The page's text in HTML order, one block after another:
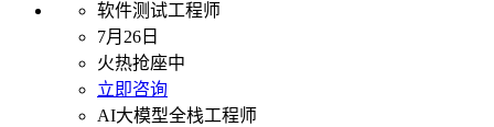
软件测试工程师
7月26日
火热抢座中
立即咨询
AI大模型全栈工程师